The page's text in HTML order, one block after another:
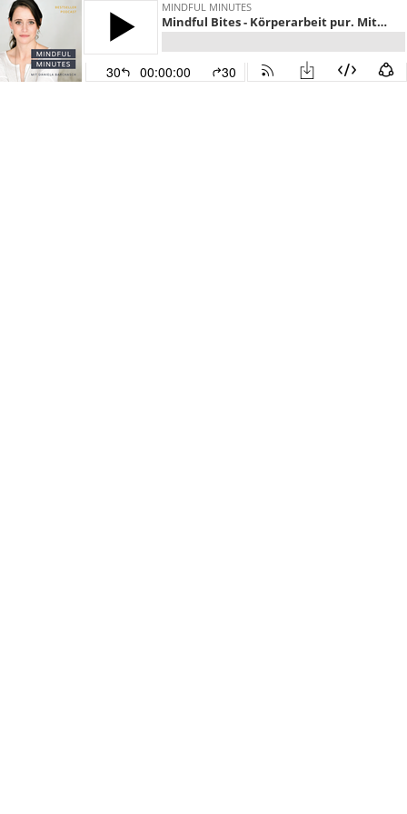
MINDFUL MINUTES
Mindful Bites - Körperarbeit pur. Mit dem Propriozeptiven System deine Tiefensensibilität steigern.
30 00:00:00 30